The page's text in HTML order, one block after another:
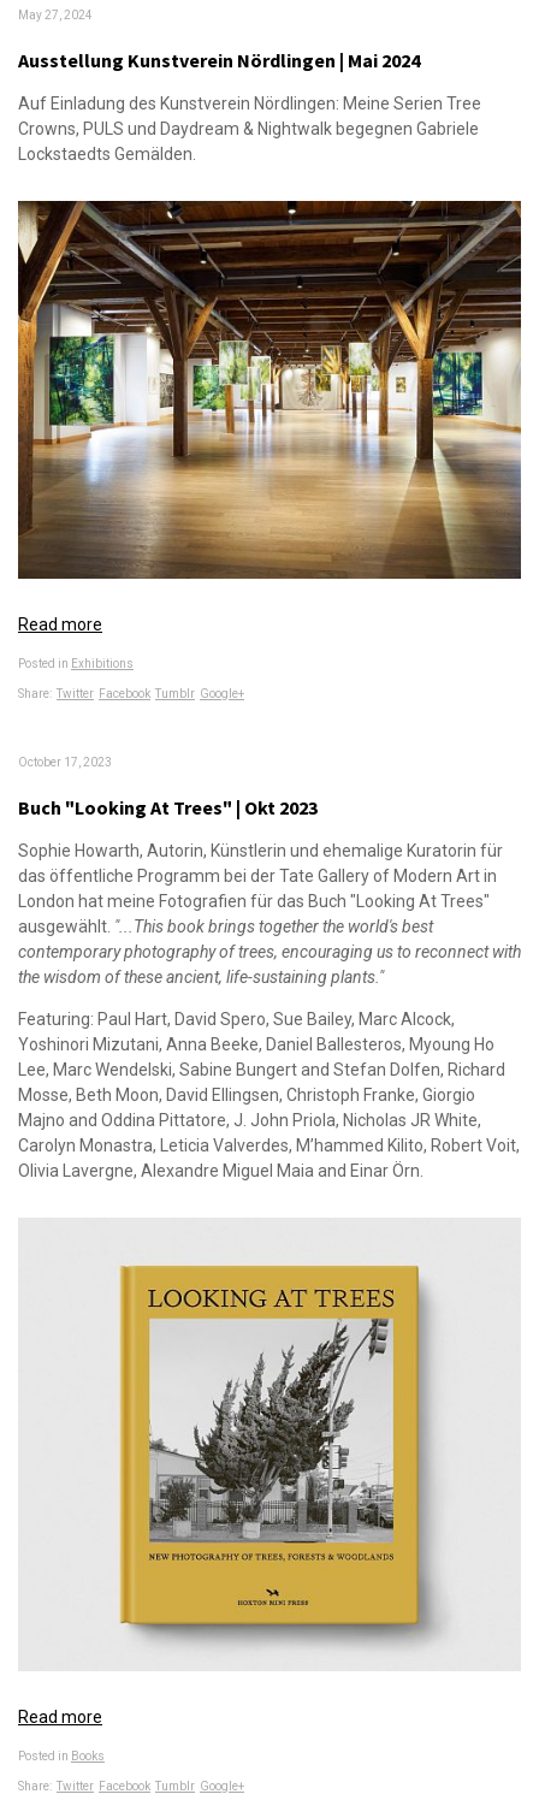
May 27, 2024
Ausstellung Kunstverein Nördlingen | Mai 2024
Auf Einladung des Kunstverein Nördlingen: Meine Serien Tree
Crowns, PULS und Daydream & Nightwalk begegnen Gabriele
Lockstaedts Gemälden.
Read more
Posted in Exhibitions
Share: Twitter Facebook Tumblr Google+
October 17, 2023
Buch "Looking At Trees" | Okt 2023
Sophie Howarth, Autorin, Künstlerin und ehemalige Kuratorin für
das öffentliche Programm bei der Tate Gallery of Modern Art in
London hat meine Fotografien für das Buch "Looking At Trees"
ausgewählt. "...This book brings together the world's best
contemporary photography of trees, encouraging us to reconnect with
the wisdom of these ancient, life-sustaining plants."
Featuring: Paul Hart, David Spero, Sue Bailey, Marc Alcock,
Yoshinori Mizutani, Anna Beeke, Daniel Ballesteros, Myoung Ho
Lee, Marc Wendelski, Sabine Bungert and Stefan Dolfen, Richard
Mosse, Beth Moon, David Ellingsen, Christoph Franke, Giorgio
Majno and Oddina Pittatore, J. John Priola, Nicholas JR White,
Carolyn Monastra, Leticia Valverdes, M’hammed Kilito, Robert Voit,
Olivia Lavergne, Alexandre Miguel Maia and Einar Örn.
Read more
Posted in Books
Share: Twitter Facebook Tumblr Google+